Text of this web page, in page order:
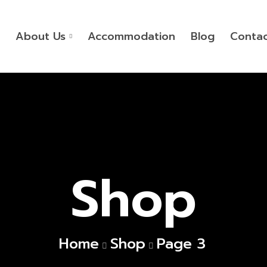
About Us Accommodation Blog
Shop
Home Shop Page 3